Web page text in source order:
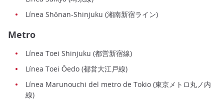
Línea Shōnan-Shinjuku (湘南新宿ライン)
Metro
Línea Toei Shinjuku (都営新宿線)
Línea Toei Ōedo (都営大江戸線)
Línea Marunouchi del metro de Tokio (東京メトロ丸ノ内
線)